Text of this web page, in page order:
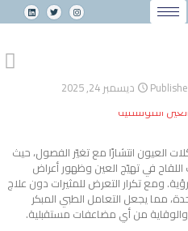
ديسمبر 24, 2025
العيون انتشارًا مع تغيّر الفصول، حيث
اللقاح في تهيّج العين وظهور أعراض
ومع تكرار التعرض للمثيرات دون علاج
مما يجعل التعامل الطبي المبكر
من أي مضاعفات مستقبلية.